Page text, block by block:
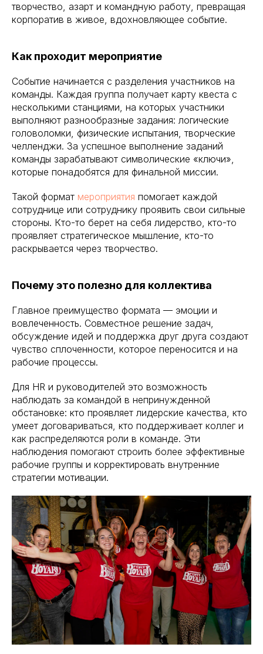
творчество, азарт и командную работу, превращая
корпоратив в живое, вдохновляющее событие.
Как проходит мероприятие
Событие начинается с разделения участников на
команды. Каждая группа получает карту квеста с
несколькими станциями, на которых участники
выполняют разнообразные задания: логические
головоломки, физические испытания, творческие
челленджи. За успешное выполнение заданий
команды зарабатывают символические «ключи»,
которые понадобятся для финальной миссии.
Такой формат мероприятия помогает каждой
сотруднице или сотруднику проявить свои сильные
стороны. Кто-то берет на себя лидерство, кто-то
проявляет стратегическое мышление, кто-то
раскрывается через творчество.
Почему это полезно для коллектива
Главное преимущество формата — эмоции и
вовлеченность. Совместное решение задач,
обсуждение идей и поддержка друг друга создают
чувство сплоченности, которое переносится и на
рабочие процессы.
Для HR и руководителей это возможность
наблюдать за командой в непринужденной
обстановке: кто проявляет лидерские качества, кто
умеет договариваться, кто поддерживает коллег и
как распределяются роли в команде. Эти
наблюдения помогают строить более эффективные
рабочие группы и корректировать внутренние
стратегии мотивации.